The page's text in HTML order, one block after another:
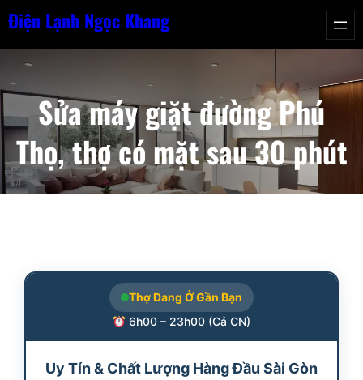
Chuyển
nội
Điện Lạnh Ngọc Khang
Sửa máy giặt đường Phú
Thọ, thợ có mặt sau 30 phút
Thợ Đang Ở Gần Bạn
6h00 – 23h00 (Cả CN)
Uy Tín & Chất Lượng Hàng Đầu Sài Gòn